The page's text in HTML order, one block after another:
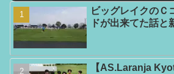
ビッグレイクのＣ
ドが出来てた話
【AS.Laranja